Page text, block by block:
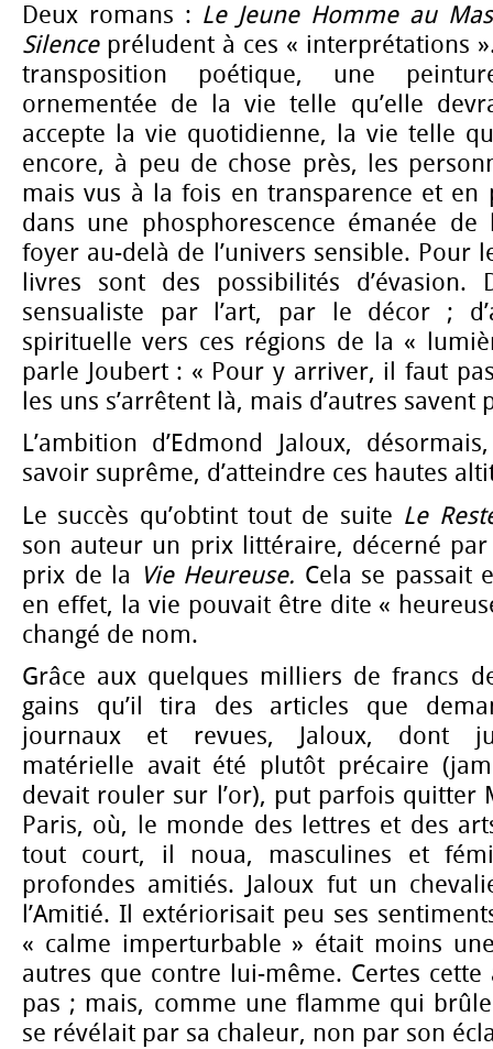
Deux romans : Le Jeune Homme au
Silence préludent à ces « interprétations
transposition poétique, une
ornementée de la vie telle qu’elle
accepte la vie quotidienne, la vie telle
encore, à peu de chose près, les
mais vus à la fois en transparence et en
dans une phosphorescence émanée
foyer au-delà de l’univers sensible. Pour
livres sont des possibilités d’évasion.
sensualiste par l’art, par le décor ;
spirituelle vers ces régions de la «
parle Joubert : « Pour y arriver, il faut
les uns s’arrêtent là, mais d’autres savent
L’ambition d’Edmond Jaloux,
savoir suprême, d’atteindre ces hautes
Le succès qu’obtint tout de suite Le Res
son auteur un prix littéraire, décerné
prix de la Vie Heureuse. Cela se passait
en effet, la vie pouvait être dite «
changé de nom.
Grâce aux quelques milliers de francs
gains qu’il tira des articles que
journaux et revues, Jaloux, dont
matérielle avait été plutôt précaire
devait rouler sur l’or), put parfois quitter
Paris, où, le monde des lettres et des
tout court, il noua, masculines et
profondes amitiés. Jaloux fut un
l’Amitié. Il extériorisait peu ses
« calme imperturbable » était moins
autres que contre lui-même. Certes
pas ; mais, comme une flamme qui
se révélait par sa chaleur, non par son